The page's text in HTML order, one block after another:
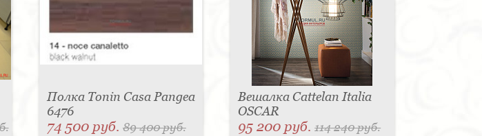
Полка Tonin Casa Pangea
6476
74 500 руб. 89 400 руб.
Вешалка Cattelan Italia
OSCAR
95 200 руб.114 240 руб.